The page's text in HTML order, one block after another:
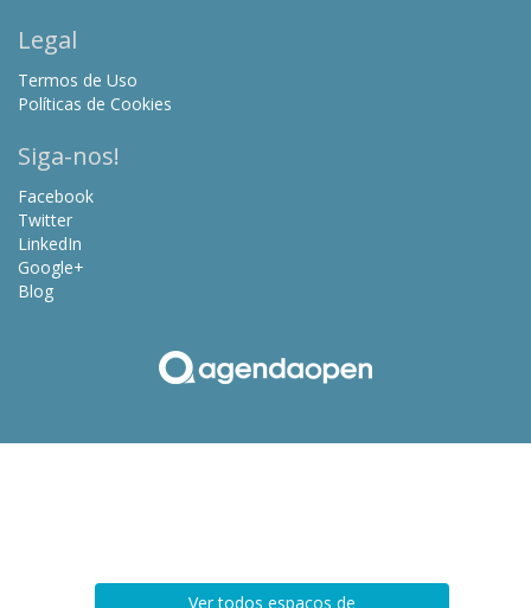
Ver todos espaços de
Legal
Termos de Uso
Políticas de Cookies
Siga-nos!
Facebook
Twitter
LinkedIn
Google+
Blog